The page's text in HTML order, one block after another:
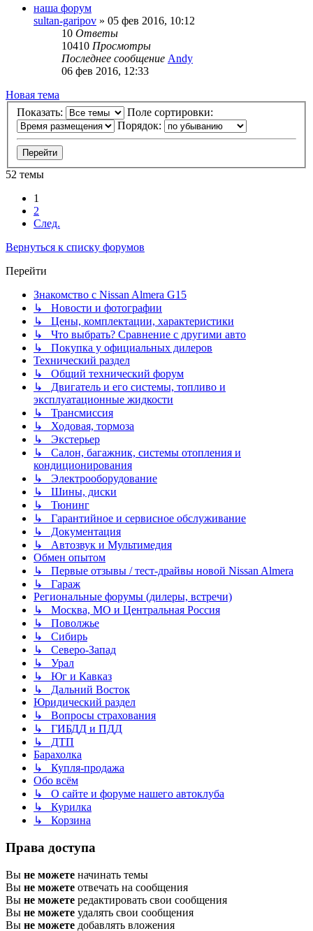
наша форум
sultan-garipov » 05 фев 2016, 10:12
10 Ответы
10410 Просмотры
Последнее сообщение Andy
06 фев 2016, 12:33
Новая тема
Показать:
Поле сортировки:
Порядок:
52 темы
1
2
След.
Вернуться к списку форумов
Перейти
Знакомство с Nissan Almera G15
↳ Новости и фотографии
↳ Цены, комплектации, характеристики
↳ Что выбрать? Сравнение с другими авто
↳ Покупка у официальных дилеров
Технический раздел
↳ Общий технический форум
↳ Двигатель и его системы, топливо и
эксплуатационные жидкости
↳ Трансмиссия
↳ Ходовая, тормоза
↳ Экстерьер
↳ Салон, багажник, системы отопления и
кондиционирования
↳ Электрооборудование
↳ Шины, диски
↳ Тюнинг
↳ Гарантийное и сервисное обслуживание
↳ Документация
↳ Автозвук и Мультимедия
Обмен опытом
↳ Первые отзывы / тест-драйвы новой Nissan Almera
↳ Гараж
Региональные форумы (дилеры, встречи)
↳ Москва, МО и Центральная Россия
↳ Поволжье
↳ Сибирь
↳ Северо-Запад
↳ Урал
↳ Юг и Кавказ
↳ Дальний Восток
Юридический раздел
↳ Вопросы страхования
↳ ГИБДД и ПДД
↳ ДТП
Барахолка
↳ Купля-продажа
Обо всём
↳ О сайте и форуме нашего автоклуба
↳ Курилка
↳ Корзина
Права доступа
Вы не можете начинать темы
Вы не можете отвечать на сообщения
Вы не можете редактировать свои сообщения
Вы не можете удалять свои сообщения
Вы не можете добавлять вложения